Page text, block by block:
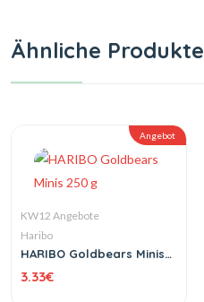
Ähnliche Produkte
Angebot
KW12 Angebote
Haribo
HARIBO Goldbears Minis
3.33€